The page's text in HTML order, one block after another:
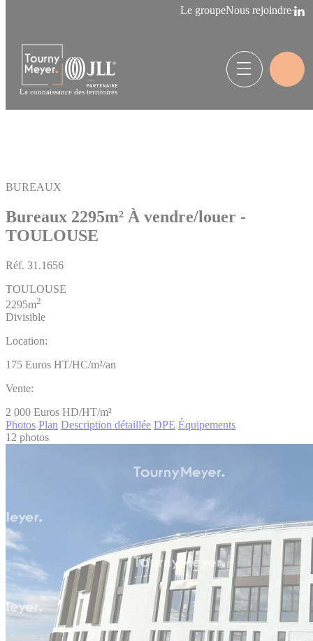
Le groupeNous rejoindre
La connaissance des territoires
BUREAUX
Bureaux 2295m² À vendre/louer -
TOULOUSE
Réf. 31.1656
TOULOUSE
2295m2
Divisible
Location:
175 Euros HT/HC/m²/an
Vente:
2 000 Euros HD/HT/m²
Photos Plan Description détaillée DPE Équipements
12 photos